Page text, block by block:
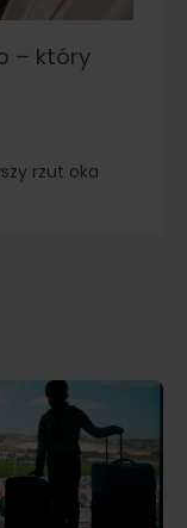
– który
rzut oka